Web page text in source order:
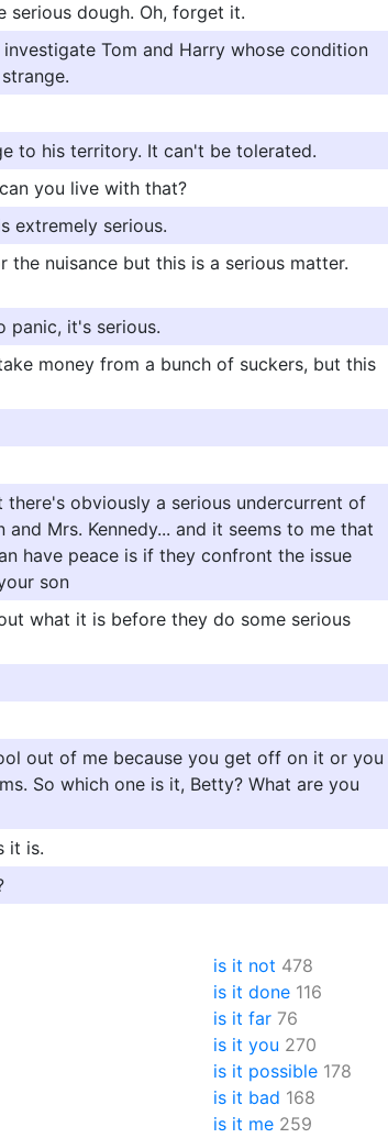
serious dough. Oh, forget it.
Tom and Harry whose condition
to his territory. It can't be tolerated.
you live with that?
extremely serious.
the nuisance but this is a serious matter.
panic, it's serious.
money from a bunch of suckers, but this
there's obviously a serious undercurrent of
Mrs. Kennedy... and it seems to me that
have peace is if they confront the issue
son
what it is before they do some serious
out of me because you get off on it or you
So which one is it, Betty? What are you
it is.
is it not 478
is it done 116
is it far 76
is it you 270
is it possible 178
is it bad 168
is it me 259